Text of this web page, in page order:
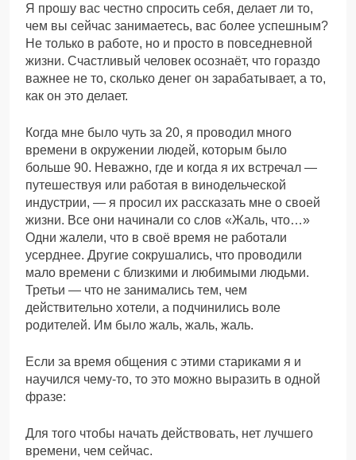
Я прошу вас честно спросить себя, делает ли то,
чем вы сейчас занимаетесь, вас более успешным?
Не только в работе, но и просто в повседневной
жизни. Счастливый человек осознаёт, что гораздо
важнее не то, сколько денег он зарабатывает, а то,
как он это делает.
Когда мне было чуть за 20, я проводил много
времени в окружении людей, которым было
больше 90. Неважно, где и когда я их встречал —
путешествуя или работая в винодельческой
индустрии, — я просил их рассказать мне о своей
жизни. Все они начинали со слов «Жаль, что…»
Одни жалели, что в своё время не работали
усерднее. Другие сокрушались, что проводили
мало времени с близкими и любимыми людьми.
Третьи — что не занимались тем, чем
действительно хотели, а подчинились воле
родителей. Им было жаль, жаль, жаль.
Если за время общения с этими стариками я и
научился чему-то, то это можно выразить в одной
фразе:
Для того чтобы начать действовать, нет лучшего
времени, чем сейчас.